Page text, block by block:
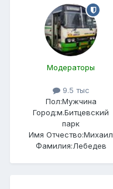
Модераторы
9.5 тыс
Пол:Мужчина
Город:м.Битцевский
парк
Имя Отчество:Михаил
Фамилия:Лебедев